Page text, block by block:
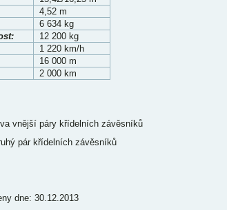
4,52 m
6 634 kg
12 200 kg
1 220 km/h
16 000 m
2 000 km
vnější páry křídelních závěsníků
pár křídelních závěsníků
dne: 30.12.2013